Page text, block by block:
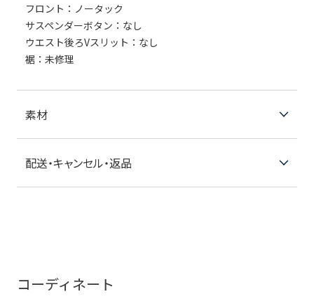
フロント：ノータック
サスペンダーボタン：なし
ウエスト後ろVスリット：なし
裾：未修理
素材
配送・キャンセル・返品
コーディネート